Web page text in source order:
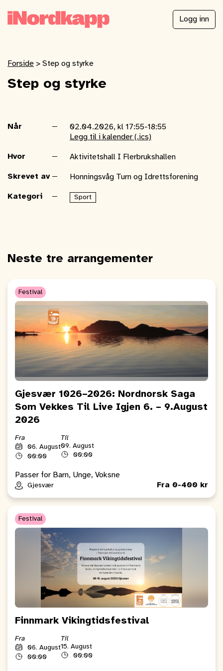
Logg inn
Forside > Step og styrke
Step og styrke
Når
02.04.2026, kl 17:55-18:55
Legg til i kalender (.ics)
Hvor Aktivitetshall I Flerbrukshallen
Skrevet av Honningsvåg Turn og Idrettsforening
Kategori Sport
Neste tre arrangementer
Festival
Gjesvær 1026–2026: Nordnorsk Saga
Som Vekkes Til Live Igjen 6. – 9.August
2026
Fra
06. August
00:00
Til
09. August
00:00
Passer for Barn, Unge, Voksne
Gjesvær Fra 0-400 kr
Festival
Finnmark Vikingtidsfestival
Fra
06. August
00:00
Til
15. August
00:00